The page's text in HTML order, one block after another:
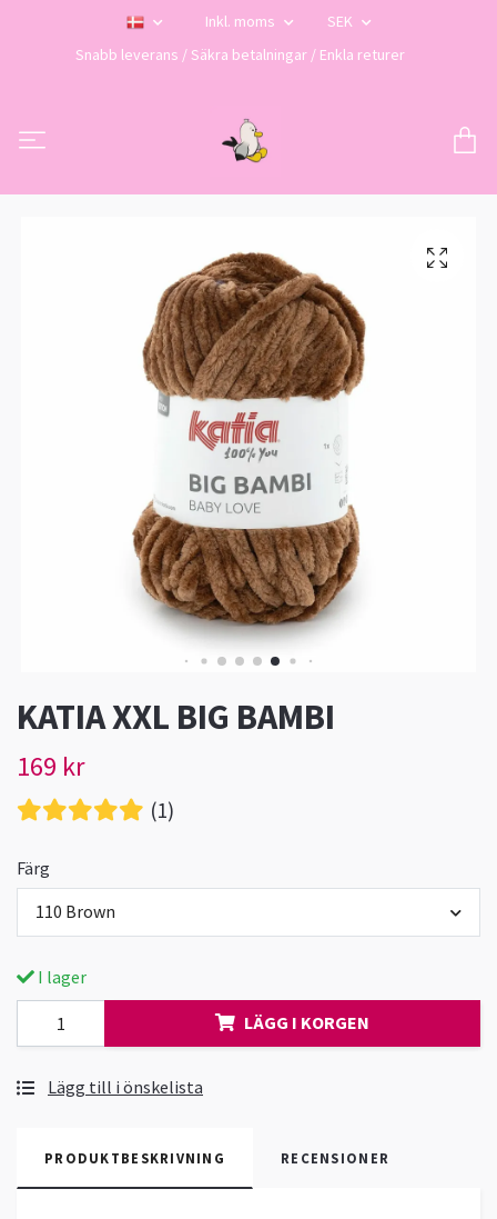
Inkl. moms
SEK
Snabb leverans / Säkra betalningar / Enkla returer
KATIA XXL BIG BAMBI
169 kr
(1)
Färg
110 Brown
I lager
LÄGG I KORGEN
Lägg till i önskelista
PRODUKTBESKRIVNING RECENSIONER